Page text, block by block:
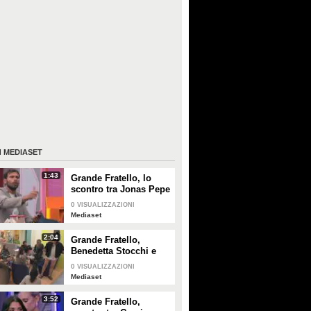
MEDIASET
1:43
Grande Fratello, lo
scontro tra Jonas Pepe
e Domenico D'Alterio
0 VISUALIZZAZIONI
Mediaset
2:04
Grande Fratello,
Benedetta Stocchi e
Francesca Carrara:
discussione in camera
0 VISUALIZZAZIONI
Mediaset
3:52
Grande Fratello,